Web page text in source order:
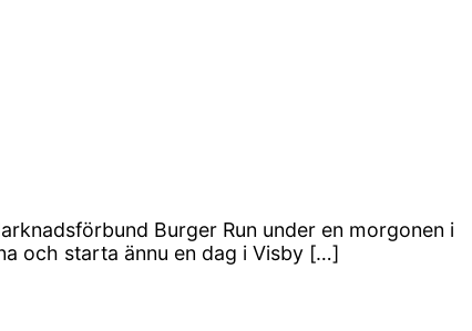
Burger Run under en morgonen i
och starta ännu en dag i Visby […]